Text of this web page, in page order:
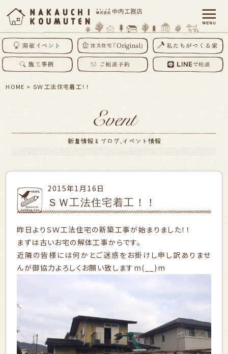
HOME > ＳＷ工法住宅着工！！
2015年1月16日
ＳＷ工法住宅着工！！
昨日よりＳＷ工法住宅の新築工事が始まりました！！
まずは古いお宅の解体工事からです。
近隣の皆様には何かとご迷惑をお掛けし申し訳ありませ
んが御協力よろしくお願い致しますm(__)m